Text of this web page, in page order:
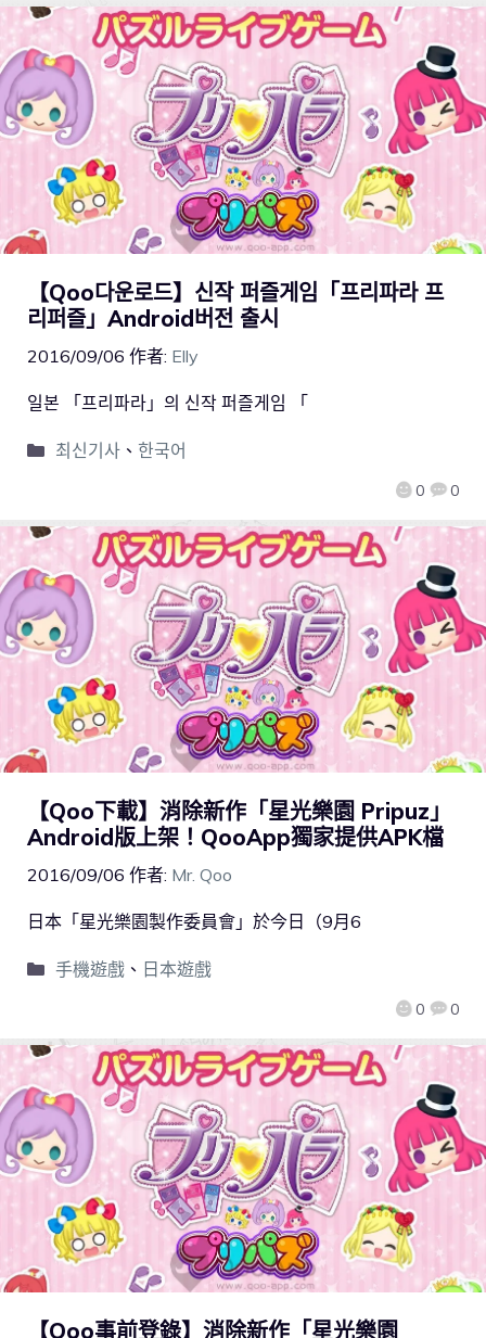
【Qoo다운로드】신작 퍼즐게임「프리파라 프
리퍼즐」Android버전 출시
2016/09/06 作者: Elly
0 0
일본 「프리파라」의 신작 퍼즐게임 「
최신기사、 한국어
【Qoo下載】消除新作「星光樂園 Pripuz」
Android版上架！QooApp獨家提供APK檔
2016/09/06 作者: Mr. Qoo
0 0
日本「星光樂園製作委員會」於今日（9月6
手機遊戲、 日本遊戲
【Qoo事前登錄】消除新作「星光樂園